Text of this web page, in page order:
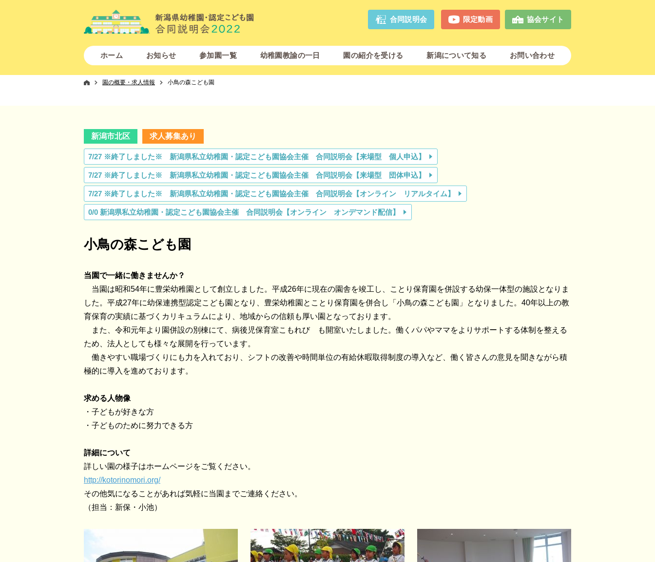
合同説明会 限定動画 協会サイト
ホーム お知らせ 参加園一覧 幼稚園教諭の一日 園の紹介を受ける 新潟について知る お問い合わせ
園の概要・求人情報 小鳥の森こども園
新潟市北区 求人募集あり
7/27 ※終了しました※ 新潟県私立幼稚園・認定こども園協会主催 合同説明会【来場型 個人申込】
7/27 ※終了しました※ 新潟県私立幼稚園・認定こども園協会主催 合同説明会【来場型 団体申込】
7/27 ※終了しました※ 新潟県私立幼稚園・認定こども園協会主催 合同説明会【オンライン リアルタイム】
0/0 新潟県私立幼稚園・認定こども園協会主催 合同説明会【オンライン オンデマンド配信】
小鳥の森こども園
当園で一緒に働きませんか？
当園は昭和54年に豊栄幼稚園として創立しました。平成26年に現在の園舎を竣工し、ことり保育園を併設する幼保一体型の施設となりま
した。平成27年に幼保連携型認定こども園となり、豊栄幼稚園とことり保育園を併合し「小鳥の森こども園」となりました。 40年以上の教
育保育の実績に基づくカリキュラムにより、地域からの信頼も厚い園となっております。
また、令和元年より園併設の別棟にて、病後児保育室こもれび も開室いたしました。働くパパやママをよりサポートする体制を整える
ため、法人としても様々な展開を行っています。
働きやすい職場づくりにも力を入れており、シフトの改善や時間単位の有給休暇取得制度の導入など、働く皆さんの意見を聞きながら積
極的に導入を進めております。
求める人物像
・子どもが好きな方
・子どものために努力できる方
詳細について
詳しい園の様子はホームページをご覧ください。
http://kotorinomori.org/
その他気になることがあれば気軽に当園までご連絡ください。
（担当：新保・小池）